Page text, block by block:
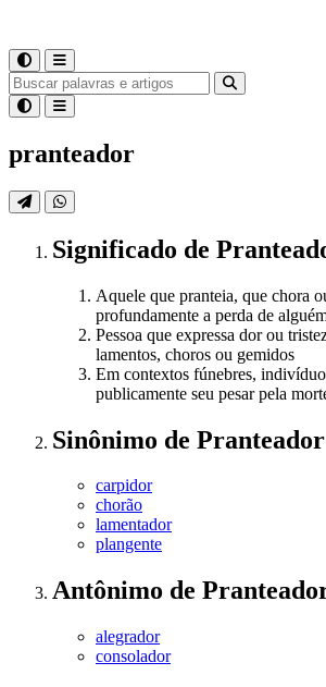
pranteador
Significado de
Aquele que pranteia, que chora
profundamente a perda de
Pessoa que expressa dor ou
lamentos, choros ou gemidos
Em contextos fúnebres,
publicamente seu pesar pela
Sinônimo de Pranteador
carpidor
chorão
lamentador
plangente
Antônimo de
alegrador
consolador